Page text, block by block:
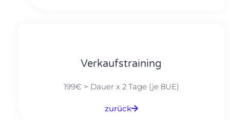
Verkaufstraining
199€ > Dauer x 2 Tage (je 8UE)
zurück